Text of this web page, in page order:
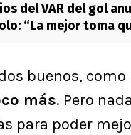
del VAR del gol
“La mejor toma
buenos,
más. Pero
para poder